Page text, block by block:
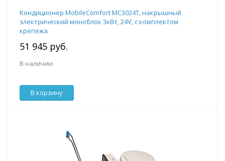
Кондиционер MobileComfort MC3024T, накрышный
электрический моноблок 3кВт, 24V, с комплектом
крепежа
51 945 руб.
В наличии
В корзину